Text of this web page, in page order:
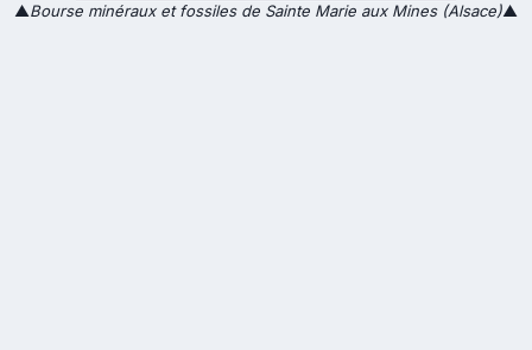
▲Bourse minéraux et fossiles de Sainte Marie aux Mines (Alsace)▲